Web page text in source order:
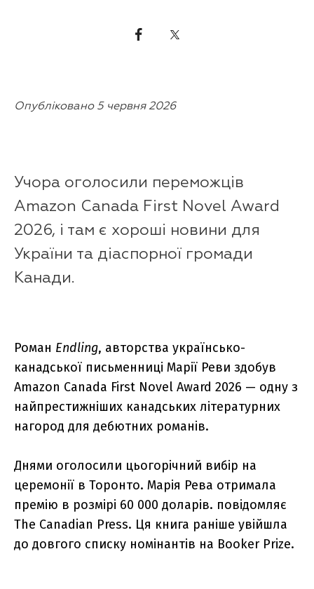
Опубліковано 5 червня 2026
Учора оголосили переможців
Amazon Canada First Novel Award
2026, і там є хороші новини для
України та діаспорної громади
Канади.
Роман Endling, авторства українсько-
канадської письменниці Марії Реви здобув
Amazon Canada First Novel Award 2026 — одну з
найпрестижніших канадських літературних
нагород для дебютних романів.
Днями оголосили цьогорічний вибір на
церемонії в Торонто. Марія Рева отримала
премію в розмірі 60 000 доларів. повідомляє
The Canadian Press. Ця книга раніше увійшла
до довгого списку номінантів на Booker Prize.